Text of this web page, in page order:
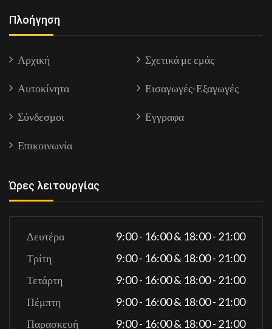
Πλοήγηση
Αρχική Σχετικά με εμάς
Αυτοκίνητα Εισαγωγές-Εξαγωγές
Σύνδεσμοι Εγγραφα
Επικοινωνία
Ώρες λειτουργίας
Δευτέρα
9:00 - 16:00 & 18:00 - 21:00
Τρίτη
9:00 - 16:00 & 18:00 - 21:00
Τετάρτη
9:00 - 16:00 & 18:00 - 21:00
Πέμπτη
9:00 - 16:00 & 18:00 - 21:00
Παρασκευή
9:00 - 16:00 & 18:00 - 21:00